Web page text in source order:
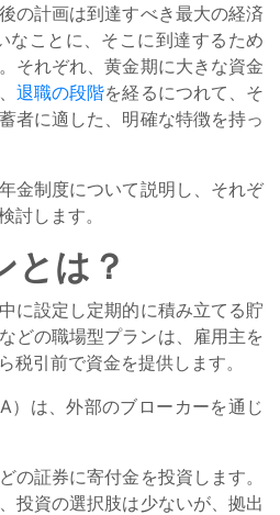
の計画は到達すべき最大の経済
なことに、そこに到達するため
それぞれ、黄金期に大きな資金
退職の段階を経るにつれて、そ
者に適した、明確な特徴を持っ
金制度について説明し、それぞ
討します。
とは？
に設定し定期的に積み立てる貯
どの職場型プランは、雇用主を
税引前で資金を提供します。
）は、外部のブローカーを通じ
の証券に寄付金を投資します。
投資の選択肢は少ないが、拠出